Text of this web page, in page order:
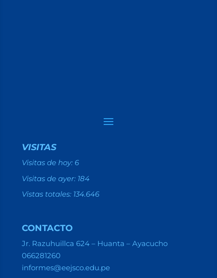
VISITAS
Visitas de hoy: 6
Visitas de ayer: 184
Vistas totales: 134.646
CONTACTO
Jr. Razuhuillca 624 – Huanta – Ayacucho
066281260
informes@eejsco.edu.pe